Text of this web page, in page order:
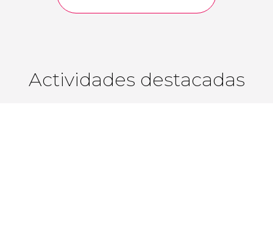
Actividades destacadas